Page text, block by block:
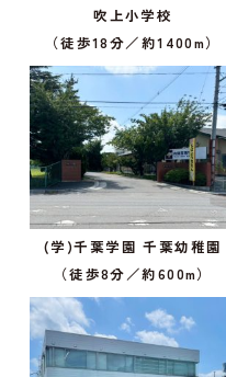
吹上小学校
（徒歩18分／約1400m）
(学)千葉学園 千葉幼稚園
（徒歩8分／約600m）